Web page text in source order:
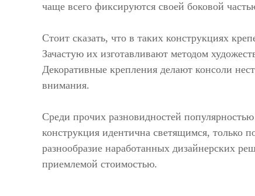
чаще всего фиксируются своей боковой
Стоит сказать, что в таких конструкциях
Зачастую их изготавливают методом
Декоративные крепления делают консоли
внимания.
Среди прочих разновидностей
конструкция идентична светящимся, только
разнообразие наработанных дизайнерских
приемлемой стоимостью.